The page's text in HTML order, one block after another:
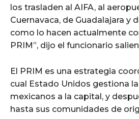
los trasladen al AIFA, al
Cuernavaca, de Guadalajara y
como lo hacen actualmente
PRIM”, dijo el funcionario
El PRIM es una estrategia
cual Estado Unidos gestiona
mexicanos a la capital, y
hasta sus comunidades de